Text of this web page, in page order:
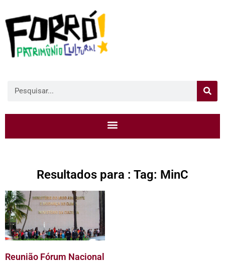
Resultados para : Tag: MinC
Reunião Fórum Nacional